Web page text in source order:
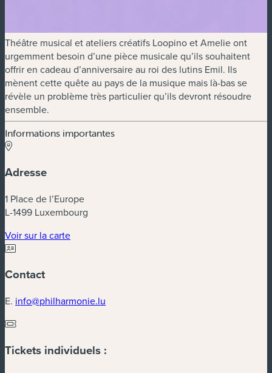
Théâtre musical et ateliers créatifs Loopino et Amelie ont
urgemment besoin d’une pièce musicale qu’ils souhaitent
offrir en cadeau d’anniversaire au roi des lutins Emil. Ils
mènent cette quête au pays de la musique mais là-bas se
révèle un problème très particulier qu’ils devront résoudre
ensemble.
Informations importantes
Adresse
1 Place de l’Europe
L-1499 Luxembourg
Voir sur la carte(nouvelle fenêtre)
Contact
E. info@philharmonie.lu
Tickets individuels :